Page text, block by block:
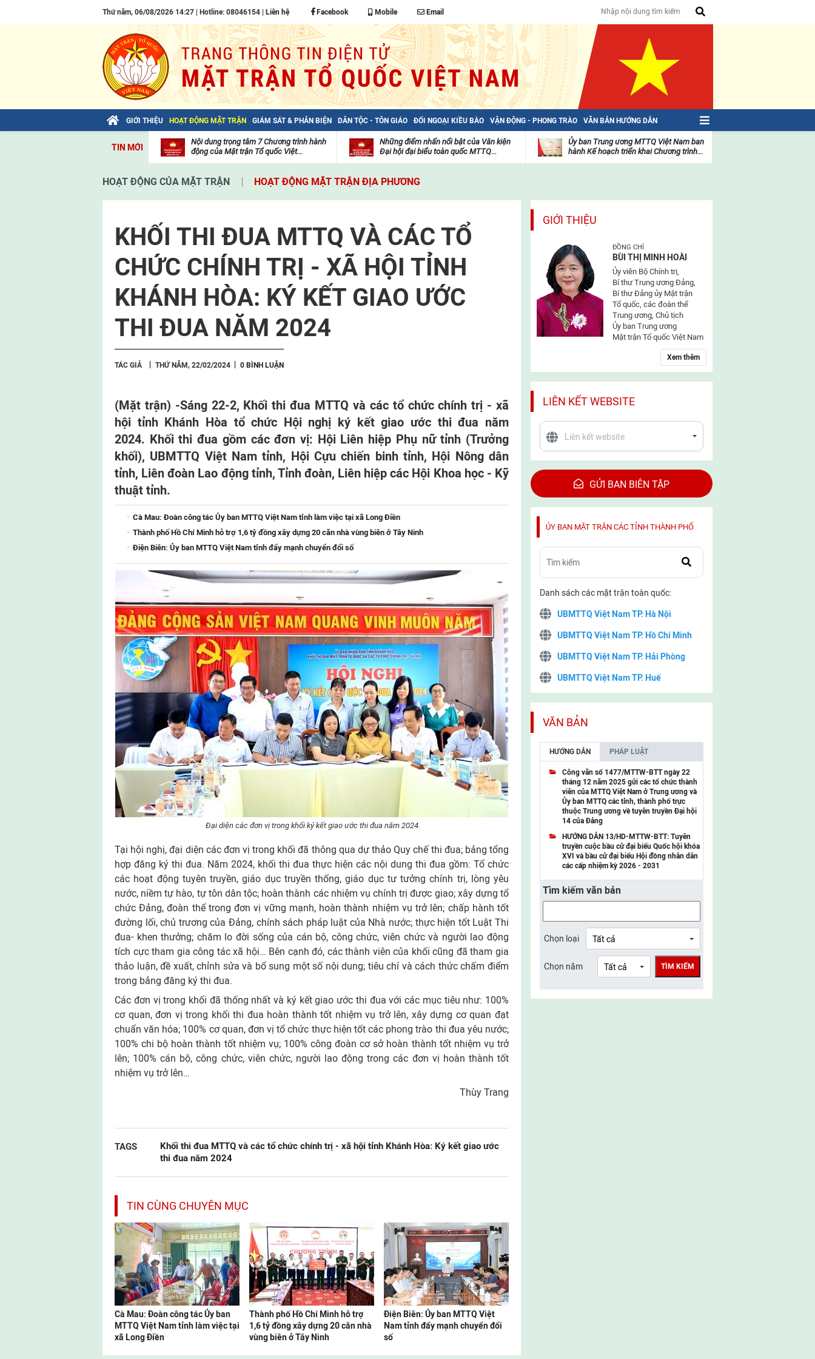
Thứ năm, 06/08/2026 14:27 | Hotline: 08046154 | Liên hệ Facebook Mobile Email
GIỚI THIỆU HOẠT ĐỘNG MẶT TRẬN GIÁM SÁT & PHẢN BIỆN DÂN TỘC - TÔN GIÁO ĐỐI NGOẠI KIỀU BÀO VẬN ĐỘNG - PHONG TRÀO VĂN BẢN HƯỚNG DẪN
TIN MỚI
Bài viết của Tổng Bí thư Tô Lâm: TIẾN
viện
Nội dung trọng tâm 7 Chương trình hành
động của Mặt trận Tổ quốc Việt...
viện
Những điểm nhấn nổi bật của Văn kiện
Đại hội đại biểu toàn quốc MTTQ...
mặt
trận
Ủy ban Trung ương MTTQ Việt Nam ban
hành Kế hoạch triển khai Chương trình...
HOẠT ĐỘNG CỦA MẶT TRẬN HOẠT ĐỘNG MẶT TRẬN ĐỊA PHƯƠNG
KHỐI THI ĐUA MTTQ VÀ CÁC TỔ
CHỨC CHÍNH TRỊ - XÃ HỘI TỈNH
KHÁNH HÒA: KÝ KẾT GIAO ƯỚC
THI ĐUA NĂM 2024
TÁC GIẢ THỨ NĂM, 22/02/2024 0 BÌNH LUẬN
(Mặt trận) -Sáng 22-2, Khối thi đua MTTQ và các tổ chức chính trị - xã
hội tỉnh Khánh Hòa tổ chức Hội nghị ký kết giao ước thi đua năm
2024. Khối thi đua gồm các đơn vị: Hội Liên hiệp Phụ nữ tỉnh (Trưởng
khối), UBMTTQ Việt Nam tỉnh, Hội Cựu chiến binh tỉnh, Hội Nông dân
tỉnh, Liên đoàn Lao động tỉnh, Tỉnh đoàn, Liên hiệp các Hội Khoa học - Kỹ
thuật tỉnh.
Cà Mau: Đoàn công tác Ủy ban MTTQ Việt Nam tỉnh làm việc tại xã Long Điền
Thành phố Hồ Chí Minh hỗ trợ 1,6 tỷ đồng xây dựng 20 căn nhà vùng biên ở Tây Ninh
Điện Biên: Ủy ban MTTQ Việt Nam tỉnh đẩy mạnh chuyển đổi số
Đại diện các đơn vị trong khối ký kết giao ước thi đua năm 2024.
Tại hội nghị, đại diện các đơn vị trong khối đã thông qua dự thảo Quy chế thi đua; bảng tổng
hợp đăng ký thi đua. Năm 2024, khối thi đua thực hiện các nội dung thi đua gồm: Tổ chức
các hoạt động tuyên truyền, giáo dục truyền thống, giáo dục tư tưởng chính trị, lòng yêu
nước, niềm tự hào, tự tôn dân tộc; hoàn thành các nhiệm vụ chính trị được giao; xây dựng tổ
chức Đảng, đoàn thể trong đơn vị vững mạnh, hoàn thành nhiệm vụ trở lên; chấp hành tốt
đường lối, chủ trương của Đảng, chính sách pháp luật của Nhà nước; thực hiện tốt Luật Thi
đua- khen thưởng; chăm lo đời sống của cán bộ, công chức, viên chức và người lao động
tích cực tham gia công tác xã hội… Bên cạnh đó, các thành viên của khối cũng đã tham gia
thảo luận, đề xuất, chỉnh sửa và bổ sung một số nội dung; tiêu chí và cách thức chấm điểm
trong bảng đăng ký thi đua.
Các đơn vị trong khối đã thống nhất và ký kết giao ước thi đua với các mục tiêu như: 100%
cơ quan, đơn vị trong khối thi đua hoàn thành tốt nhiệm vụ trở lên, xây dựng cơ quan đạt
chuẩn văn hóa; 100% cơ quan, đơn vị tổ chức thực hiện tốt các phong trào thi đua yêu nước;
100% chi bộ hoàn thành tốt nhiệm vụ; 100% công đoàn cơ sở hoàn thành tốt nhiệm vụ trở
lên; 100% cán bộ, công chức, viên chức, người lao động trong các đơn vị hoàn thành tốt
nhiệm vụ trở lên…
Thùy Trang
TAGS
Khối thi đua MTTQ và các tổ chức chính trị - xã hội tỉnh Khánh Hòa: Ký kết giao ước
thi đua năm 2024
TIN CÙNG CHUYÊN MỤC
Cà Mau: Đoàn công tác Ủy ban
MTTQ Việt Nam tỉnh làm việc tại
xã Long Điền
Thành phố Hồ Chí Minh hỗ trợ
1,6 tỷ đồng xây dựng 20 căn nhà
vùng biên ở Tây Ninh
Điện Biên: Ủy ban MTTQ Việt
Nam tỉnh đẩy mạnh chuyển đổi
số
GIỚI THIỆU
ĐỒNG CHÍ
BÙI THỊ MINH HOÀI
Ủy viên Bộ Chính trị,
Bí thư Trung ương Đảng,
Bí thư Đảng ủy Mặt trận
Tổ quốc, các đoàn thể
Trung ương, Chủ tịch
Ủy ban Trung ương
Mặt trận Tổ quốc Việt Nam
Xem thêm
LIÊN KẾT WEBSITE
GỬI BAN BIÊN TẬP
ỦY BAN MẶT TRẬN CÁC TỈNH THÀNH PHỐ
Danh sách các mặt trận toàn quốc:
UBMTTQ Việt Nam TP. Hà Nội
UBMTTQ Việt Nam TP. Hồ Chí Minh
UBMTTQ Việt Nam TP. Hải Phòng
UBMTTQ Việt Nam TP. Huế
UBMTTQ Việt Nam TP. Cần Thơ
UBMTTQ Việt Nam tỉnh Quảng Ninh
UBMTTQ Việt Nam tỉnh Cao Bằng
UBMTTQ Việt Nam tỉnh Lạng Sơn
UBMTTQ Việt Nam tỉnh Lai Châu
UBMTTQ Việt Nam tỉnh Điện Biên
UBMTTQ Việt Nam tỉnh Sơn La
UBMTTQ Việt Nam tỉnh Thanh Hóa
UBMTTQ Việt Nam tỉnh Nghệ An
UBMTTQ Việt Nam tỉnh Lào Cai
UBMTTQ Việt Nam tỉnh Thái Nguyên
VĂN BẢN
HƯỚNG DẪN PHÁP LUẬT
Công văn số 1477/MTTW-BTT ngày 22
tháng 12 năm 2025 gửi các tổ chức thành
viên của MTTQ Việt Nam ở Trung ương và
Ủy ban MTTQ các tỉnh, thành phố trực
thuộc Trung ương về tuyên truyền Đại hội
14 của Đảng
HƯỚNG DẪN 13/HD-MTTW-BTT: Tuyên
truyền cuộc bầu cử đại biểu Quốc hội khóa
XVI và bầu cử đại biểu Hội đồng nhân dân
các cấp nhiệm kỳ 2026 - 2031
Tìm kiếm văn bản
Chọn loại
Chọn năm TÌM KIẾM